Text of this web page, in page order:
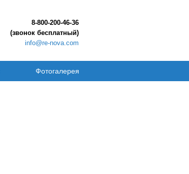
8-800-200-46-36
(звонок бесплатный)
info@re-nova.com
Фотогалерея